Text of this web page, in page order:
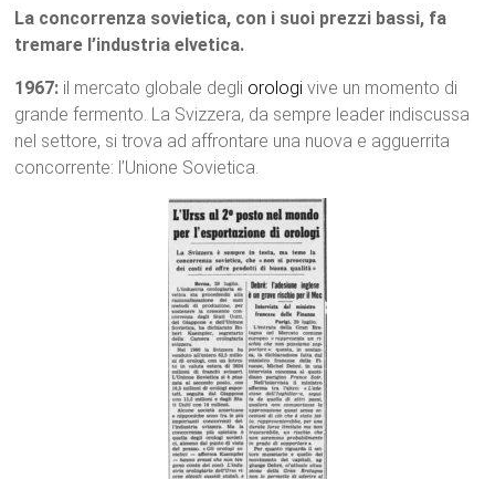
La concorrenza sovietica, con i suoi prezzi bassi, fa
tremare l’industria elvetica.
1967: il mercato globale degli orologi vive un momento di
grande fermento. La Svizzera, da sempre leader indiscussa
nel settore, si trova ad affrontare una nuova e agguerrita
concorrente: l’Unione Sovietica.